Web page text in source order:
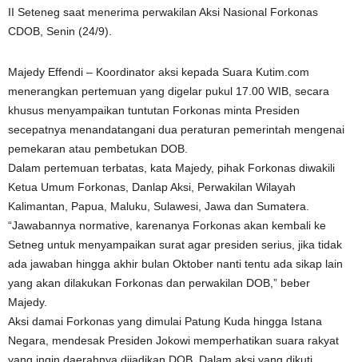
II Seteneg saat menerima perwakilan Aksi Nasional Forkonas
CDOB, Senin (24/9).
Majedy Effendi – Koordinator aksi kepada Suara Kutim.com
menerangkan pertemuan yang digelar pukul 17.00 WIB, secara
khusus menyampaikan tuntutan Forkonas minta Presiden
secepatnya menandatangani dua peraturan pemerintah mengenai
pemekaran atau pembetukan DOB.
Dalam pertemuan terbatas, kata Majedy, pihak Forkonas diwakili
Ketua Umum Forkonas, Danlap Aksi, Perwakilan Wilayah
Kalimantan, Papua, Maluku, Sulawesi, Jawa dan Sumatera.
“Jawabannya normative, karenanya Forkonas akan kembali ke
Setneg untuk menyampaikan surat agar presiden serius, jika tidak
ada jawaban hingga akhir bulan Oktober nanti tentu ada sikap lain
yang akan dilakukan Forkonas dan perwakilan DOB,” beber
Majedy.
Aksi damai Forkonas yang dimulai Patung Kuda hingga Istana
Negara, mendesak Presiden Jokowi memperhatikan suara rakyat